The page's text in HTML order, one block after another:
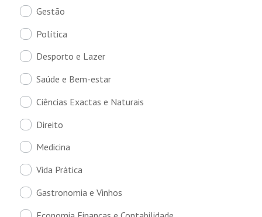
Gestão
Política
Desporto e Lazer
Saúde e Bem-estar
Ciências Exactas e Naturais
Direito
Medicina
Vida Prática
Gastronomia e Vinhos